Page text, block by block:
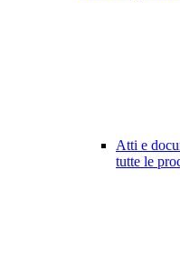
Atti e
tutte le